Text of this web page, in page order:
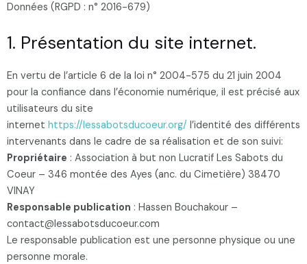
Données (RGPD : n° 2016-679)
1. Présentation du site internet.
En vertu de l’article 6 de la loi n° 2004-575 du 21 juin 2004
pour la confiance dans l’économie numérique, il est précisé aux
utilisateurs du site
internet https://lessabotsducoeur.org/ l’identité des différents
intervenants dans le cadre de sa réalisation et de son suivi:
Propriétaire : Association à but non Lucratif Les Sabots du
Coeur – 346 montée des Ayes (anc. du Cimetière) 38470
VINAY
Responsable publication : Hassen Bouchakour –
contact@lessabotsducoeur.com
Le responsable publication est une personne physique ou une
personne morale.